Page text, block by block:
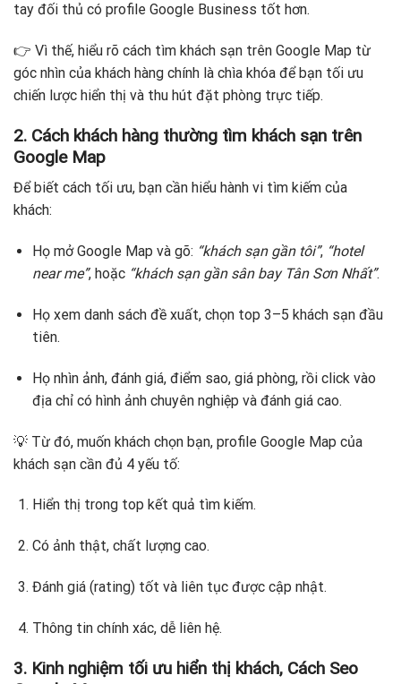
tay đối thủ có profile Google Business tốt hơn.
👉 Vì thế, hiểu rõ cách tìm khách sạn trên Google Map từ
góc nhìn của khách hàng chính là chìa khóa để bạn tối ưu
chiến lược hiển thị và thu hút đặt phòng trực tiếp.
2. Cách khách hàng thường tìm khách sạn trên
Google Map
Để biết cách tối ưu, bạn cần hiểu hành vi tìm kiếm của
khách:
Họ mở Google Map và gõ: “khách sạn gần tôi”, “hotel
near me”, hoặc “khách sạn gần sân bay Tân Sơn Nhất”.
Họ xem danh sách đề xuất, chọn top 3–5 khách sạn đầu
tiên.
Họ nhìn ảnh, đánh giá, điểm sao, giá phòng, rồi click vào
địa chỉ có hình ảnh chuyên nghiệp và đánh giá cao.
💡 Từ đó, muốn khách chọn bạn, profile Google Map của
khách sạn cần đủ 4 yếu tố:
Hiển thị trong top kết quả tìm kiếm.
Có ảnh thật, chất lượng cao.
Đánh giá (rating) tốt và liên tục được cập nhật.
Thông tin chính xác, dễ liên hệ.
3. Kinh nghiệm tối ưu hiển thị khách, Cách Seo